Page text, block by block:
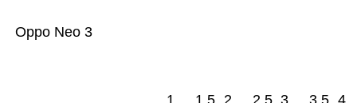
Oppo Neo 3